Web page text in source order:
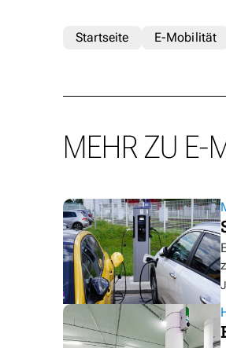
Startseite E-Mobilität
MEHR ZU E-